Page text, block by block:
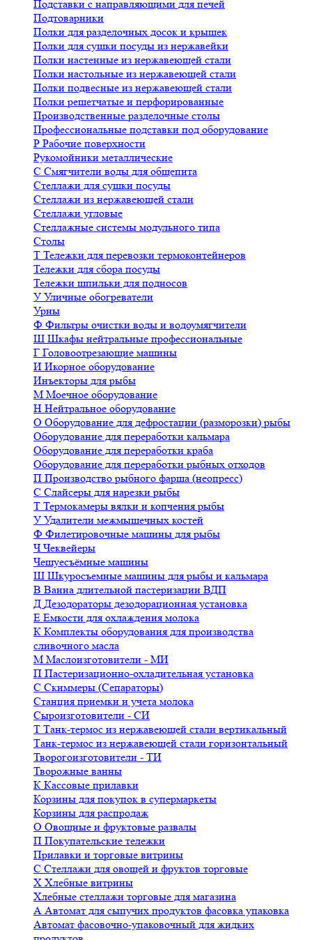
Подставки с направляющими для печей
Подтоварники
Полки для разделочных досок и крышек
Полки для сушки посуды из нержавейки
Полки настенные из нержавеющей стали
Полки настольные из нержавеющей стали
Полки подвесные из нержавеющей стали
Полки решетчатые и перфорированные
Производственные разделочные столы
Профессиональные подставки под оборудование
Р Рабочие поверхности
Рукомойники металлические
С Смягчители воды для общепита
Стеллажи для сушки посуды
Стеллажи из нержавеющей стали
Стеллажи угловые
Стеллажные системы модульного типа
Столы
Т Тележки для перевозки термоконтейнеров
Тележки для сбора посуды
Тележки шпильки для подносов
У Уличные обогреватели
Урны
Ф Фильтры очистки воды и водоумягчители
Ш Шкафы нейтральные профессиональные
Г Головоотрезающие машины
И Икорное оборудование
Инъекторы для рыбы
М Моечное оборудование
Н Нейтральное оборудование
О Оборудование для дефростации (разморозки) рыбы
Оборудование для переработки кальмара
Оборудование для переработки краба
Оборудование для переработки рыбных отходов
П Производство рыбного фарша (неопресс)
С Слайсеры для нарезки рыбы
Т Термокамеры вялки и копчения рыбы
У Удалители межмышечных костей
Ф Филетировочные машины для рыбы
ЧЧеквейеры
Чешуесъёмные машины
Ш Шкуросъемные машины для рыбы и кальмара
В Ванна длительной пастеризации ВДП
Д Дезодораторы дезодорационная установка
Е Емкости для охлаждения молока
К Комплекты оборудования для производства
сливочного масла
М Маслоизготовители - МИ
П Пастеризационно-охладительная установка
С Скиммеры (Сепараторы)
Станция приемки и учета молока
Сыроизготовители - СИ
Т Танк-термос из нержавеющей стали вертикальный
Танк-термос из нержавеющей стали горизонтальный
Творогоизготовители - ТИ
Творожные ванны
К Кассовые прилавки
Корзины для покупок в супермаркеты
Корзины для распродаж
О Овощные и фруктовые развалы
П Покупательские тележки
Прилавки и торговые витрины
С Стеллажи для овощей и фруктов торговые
Х Хлебные витрины
Хлебные стеллажи торговые для магазина
А Автомат для сыпучих продуктов фасовка упаковка
Автомат фасовочно-упаковочный для жидких